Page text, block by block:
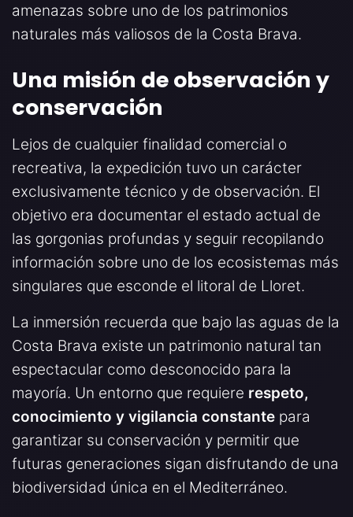
amenazas sobre uno de los patrimonios
naturales más valiosos de la Costa Brava.
Una misión de observación y
conservación
Lejos de cualquier finalidad comercial o
recreativa, la expedición tuvo un carácter
exclusivamente técnico y de observación. El
objetivo era documentar el estado actual de
las gorgonias profundas y seguir recopilando
información sobre uno de los ecosistemas más
singulares que esconde el litoral de Lloret.
La inmersión recuerda que bajo las aguas de la
Costa Brava existe un patrimonio natural tan
espectacular como desconocido para la
mayoría. Un entorno que requiere respeto,
conocimiento y vigilancia constante para
garantizar su conservación y permitir que
futuras generaciones sigan disfrutando de una
biodiversidad única en el Mediterráneo.